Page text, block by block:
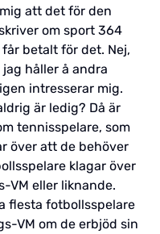
att det för den
om sport 364
betalt för det. Nej,
håller å andra
intresserar mig.
är ledig? Då är
tennisspelare, som
över att de behöver
klagar över
VM eller liknande.
flesta fotbollsspelare
VM om de erbjöd sin